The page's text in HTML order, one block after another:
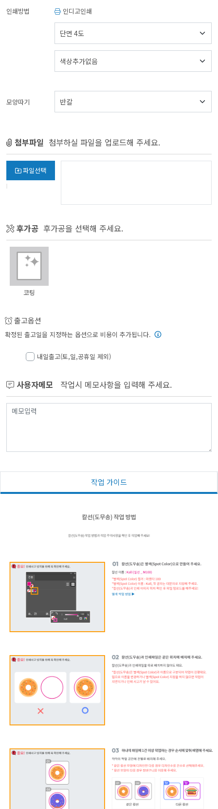
인쇄방법 인디고인쇄
모양따기
첨부파일 첨부하실 파일을 업로드해 주세요.
파일선택
후가공 후가공을 선택해 주세요.
코팅
출고옵션
확정된 출고일을 지정하는 옵션으로 비용이 추가됩니다.
내일출고(토,일,공휴일 제외)
사용자메모 작업시 메모사항을 입력해 주세요.
작업 가이드